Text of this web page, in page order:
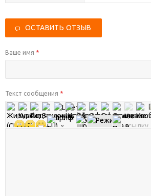
ОСТАВИТЬ ОТЗЫВ
Ваше имя *
Текст сообщения *